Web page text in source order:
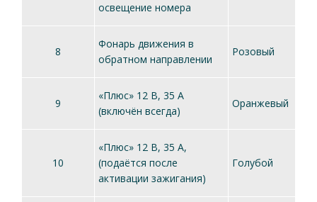
освещение номера
8
Фонарь движения в
обратном направлении
Розовый
9
«Плюс» 12 В, 35 А
(включён всегда)
Оранжевый
10
«Плюс» 12 В, 35 А,
(подаётся после
активации зажигания)
Голубой